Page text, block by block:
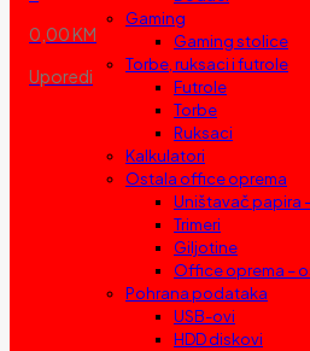
0,00 KM
Uporedi
Gaming
Gaming stolice
Torbe, ruksaci i futrole
Futrole
Torbe
Ruksaci
Kalkulatori
Ostala office oprema
Uništavač papira
Trimeri
Giljotine
Office oprema –
Pohrana podataka
USB-ovi
HDD diskovi